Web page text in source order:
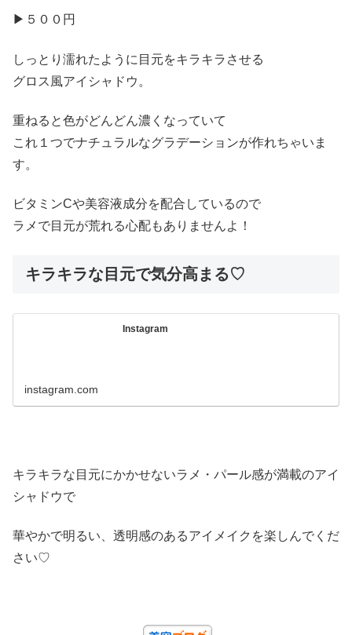
▶︎５００円
しっとり濡れたように目元をキラキラさせる
グロス風アイシャドウ。
重ねると色がどんどん濃くなっていて
これ１つでナチュラルなグラデーションが作れちゃいま
す。
ビタミンCや美容液成分を配合しているので
ラメで目元が荒れる心配もありませんよ！
キラキラな目元で気分高まる♡
Instagram
instagram.com
キラキラな目元にかかせないラメ・パール感が満載のアイ
シャドウで
華やかで明るい、透明感のあるアイメイクを楽しんでくだ
さい♡